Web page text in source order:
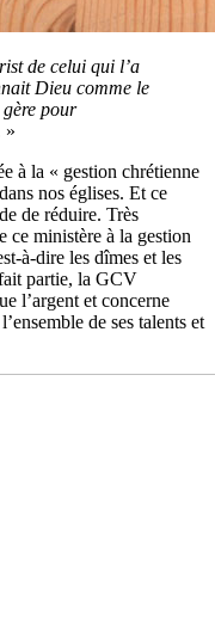
de celui qui l’a
Dieu comme le
gère pour
»
à la « gestion chrétienne
nos églises. Et ce
de réduire. Très
ce ministère à la gestion
à-dire les dîmes et les
partie, la GCV
l’argent et concerne
de ses talents et